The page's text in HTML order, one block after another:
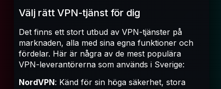
Välj rätt VPN-tjänst för dig
Det finns ett stort utbud av VPN-tjänster på
marknaden, alla med sina egna funktioner och
fördelar. Här är några av de mest populära
VPN-leverantörerna som används i Sverige:
NordVPN: Känd för sin höga säkerhet, stora